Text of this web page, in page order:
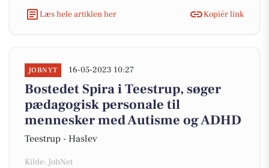
Læs hele artiklen her
Kopiér link
JOBNYT 16-05-2023 10:27
Bostedet Spira i Teestrup, søger
pædagogisk personale til
mennesker med Autisme og ADHD
Teestrup - Haslev
Kilde: JobNet